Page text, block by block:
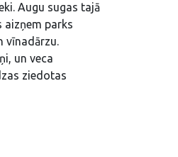
Augu sugas tajā
aizņem parks
vīnadārzu.
un veca
ziedotas